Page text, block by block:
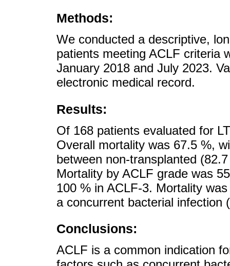
Methods:
We conducted a descriptive,
patients meeting ACLF criteria
January 2018 and July 2023.
electronic medical record.
Results:
Of 168 patients evaluated for
Overall mortality was 67.5 %,
between non-transplanted
Mortality by ACLF grade was
100 % in ACLF-3. Mortality
a concurrent bacterial infection
Conclusions:
ACLF is a common indication